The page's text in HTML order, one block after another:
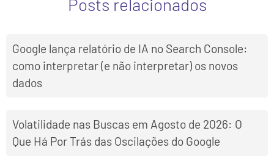
Posts relacionados
Google lança relatório de IA no Search Console:
como interpretar (e não interpretar) os novos
dados
Volatilidade nas Buscas em Agosto de 2026: O
Que Há Por Trás das Oscilações do Google